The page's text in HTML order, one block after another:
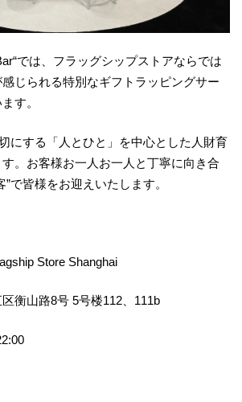
では、フラッグシップストアならでは
じられる特別なギフトラッピングサー
す。
にする「人とひと」を中心とした人財育
。お客様お一人お一人と丁寧に向き合
”で皆様をお迎えいたします。
Store Shanghai
衡山路8号 5号楼112、111b